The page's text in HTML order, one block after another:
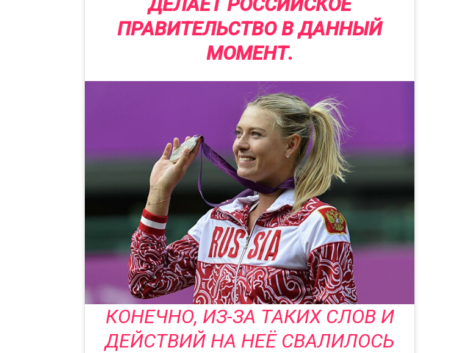
ПРАВИТЕЛЬСТВО В ДАННЫЙ
МОМЕНТ.
КОНЕЧНО, ИЗ-ЗА ТАКИХ СЛОВ И
ДЕЙСТВИЙ НА НЕЁ СВАЛИЛОСЬ